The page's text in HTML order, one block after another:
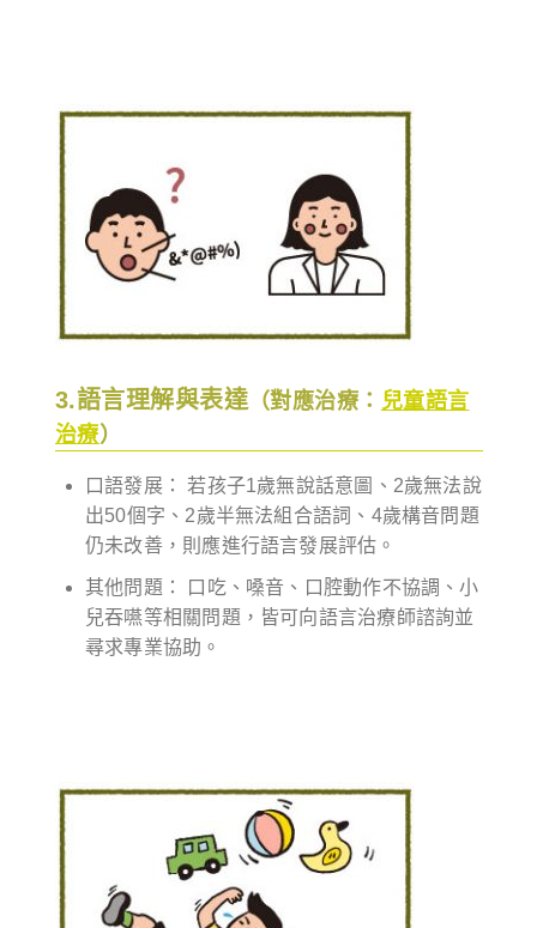
3.語言理解與表達 （對應治療： 兒童語言
治療）
口語發展： 若孩子1歲無說話意圖、2歲無法說
出50個字、2歲半無法組合語詞、4歲構音問題
仍未改善，則應進行語言發展評估。
其他問題： 口吃、嗓音、口腔動作不協調、小
兒吞嚥等相關問題，皆可向語言治療師諮詢並
尋求專業協助。